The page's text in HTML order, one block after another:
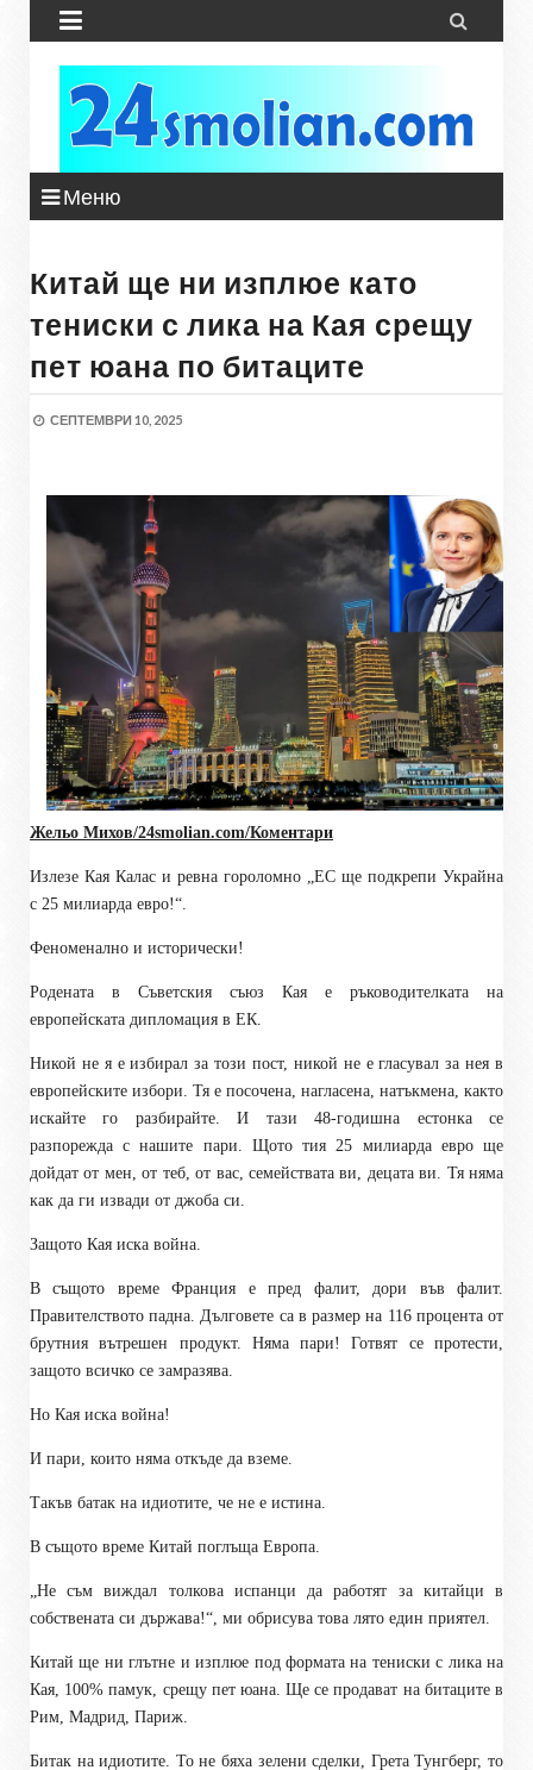
 
Меню
Китай ще ни изплюе като
тениски с лика на Кая срещу
пет юана по битаците
СЕПТЕМВРИ 10, 2025
Жельо Михов/24smolian.com/Коментари
Излезе Кая Калас и ревна гороломно „ЕС ще подкрепи Украйна
с 25 милиарда евро!“.
Феноменално и исторически!
Родената в Съветския съюз Кая е ръководителката на
европейската дипломация в ЕК.
Никой не я е избирал за този пост, никой не е гласувал за нея в
европейските избори. Тя е посочена, нагласена, натъкмена, както
искайте го разбирайте. И тази 48-годишна естонка се
разпорежда с нашите пари. Щото тия 25 милиарда евро ще
дойдат от мен, от теб, от вас, семействата ви, децата ви. Тя няма
как да ги извади от джоба си.
Защото Кая иска война.
В същото време Франция е пред фалит, дори във фалит.
Правителството падна. Дълговете са в размер на 116 процента от
брутния вътрешен продукт. Няма пари! Готвят се протести,
защото всичко се замразява.
Но Кая иска война!
И пари, които няма откъде да вземе.
Такъв батак на идиотите, че не е истина.
В същото време Китай поглъща Европа.
„Не съм виждал толкова испанци да работят за китайци в
собствената си държава!“, ми обрисува това лято един приятел.
Китай ще ни глътне и изплюе под формата на тениски с лика на
Кая, 100% памук, срещу пет юана. Ще се продават на битаците в
Рим, Мадрид, Париж.
Битак на идиотите. То не бяха зелени сделки, Грета Тунгберг, то